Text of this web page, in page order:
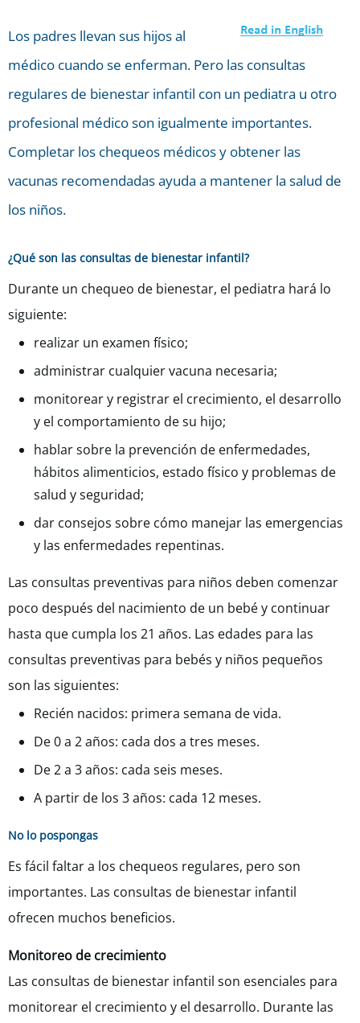
Los padres llevan sus hijos al
médico cuando se enferman. Pero las consultas
regulares de bienestar infantil con un pediatra u otro
profesional médico son igualmente importantes.
Completar los chequeos médicos y obtener las
vacunas recomendadas ayuda a mantener la salud de
los niños.
¿Qué son las consultas de bienestar infantil?
Durante un chequeo de bienestar, el pediatra hará lo
siguiente:
realizar un examen físico;
administrar cualquier vacuna necesaria;
monitorear y registrar el crecimiento, el desarrollo
y el comportamiento de su hijo;
hablar sobre la prevención de enfermedades,
hábitos alimenticios, estado físico y problemas de
salud y seguridad;
dar consejos sobre cómo manejar las emergencias
y las enfermedades repentinas.
Las consultas preventivas para niños deben comenzar
poco después del nacimiento de un bebé y continuar
hasta que cumpla los 21 años. Las edades para las
consultas preventivas para bebés y niños pequeños
son las siguientes:
Recién nacidos: primera semana de vida.
De 0 a 2 años: cada dos a tres meses.
De 2 a 3 años: cada seis meses.
A partir de los 3 años: cada 12 meses.
No lo pospongas
Es fácil faltar a los chequeos regulares, pero son
importantes. Las consultas de bienestar infantil
ofrecen muchos beneficios.
Monitoreo de crecimiento
Las consultas de bienestar infantil son esenciales para
monitorear el crecimiento y el desarrollo. Durante las